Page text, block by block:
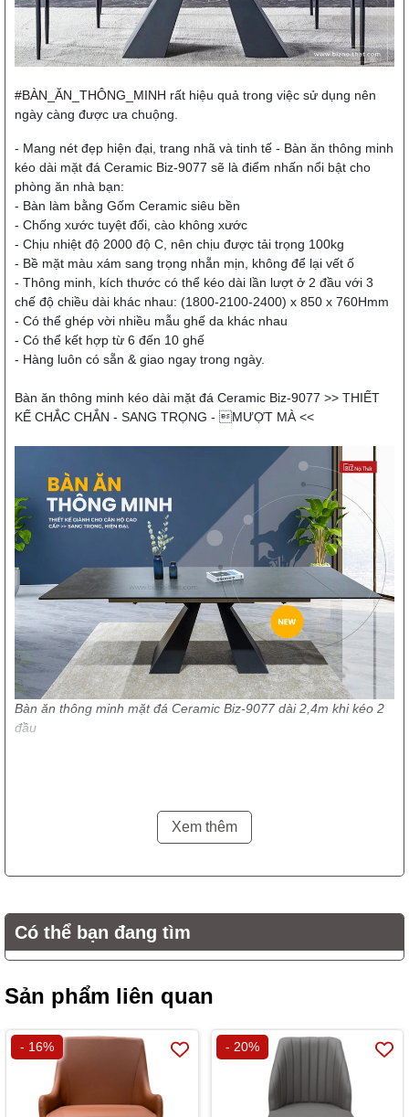
#BÀN_ĂN_THÔNG_MINH rất hiệu quả trong việc sử dụng nên
ngày càng được ưa chuộng.
- Mang nét đẹp hiện đại, trang nhã và tinh tế - Bàn ăn thông minh
kéo dài mặt đá Ceramic Biz-9077 sẽ là điểm nhấn nổi bật cho
phòng ăn nhà bạn:
- Bàn làm bằng Gốm Ceramic siêu bền
- Chống xước tuyệt đối, cào không xước
- Chịu nhiệt độ 2000 độ C, nên chịu được tải trọng 100kg
- Bề mặt màu xám sang trọng nhẵn mịn, không để lại vết ố
- Thông minh, kích thước có thể kéo dài lần lượt ở 2 đầu với 3
chế độ chiều dài khác nhau: (1800-2100-2400) x 850 x 760Hmm
- Có thể ghép vời nhiều mẫu ghế da khác nhau
- Có thể kết hợp từ 6 đến 10 ghế
- Hàng luôn có sẵn & giao ngay trong ngày.
Bàn ăn thông minh kéo dài mặt đá Ceramic Biz-9077 >> THIẾT
KẾ CHẮC CHẮN - SANG TRỌNG - MƯỢT MÀ <<
Bàn ăn thông minh mặt đá Ceramic Biz-9077 dài 2,4m khi kéo 2
đầu
Xuất Xứ: Nhập Khẩu HongKong
Bảo Hành: 1 năm, bảo trì trọn đời
Xem thêm
Có thể bạn đang tìm
Sản phẩm liên quan
- 16% - 20%